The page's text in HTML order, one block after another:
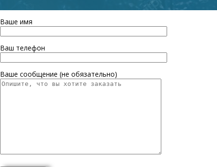
Ваше имя
Ваш телефон
Ваше сообщение (не обязательно)